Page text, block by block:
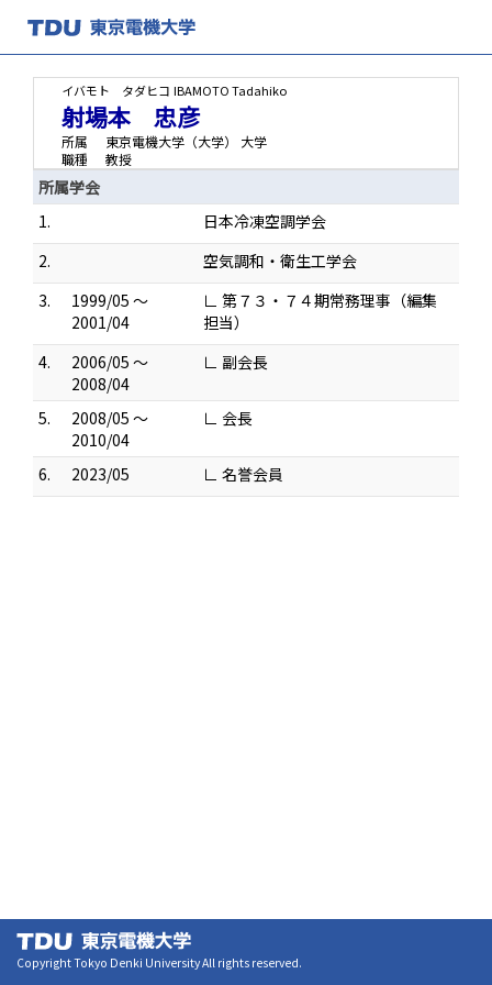
イバモト タダヒコ IBAMOTO Tadahiko
射場本 忠彦
所属
東京電機大学（大学） 大学
職種
教授
所属学会
1.
日本冷凍空調学会
2.
空気調和・衛生工学会
3.
1999/05 ～
2001/04
∟ 第７３・７４期常務理事（編集
担当）
4.
2006/05 ～
2008/04
∟ 副会長
5.
2008/05 ～
2010/04
∟ 会長
6. 2023/05 ∟ 名誉会員
Copyright Tokyo Denki University All rights reserved.